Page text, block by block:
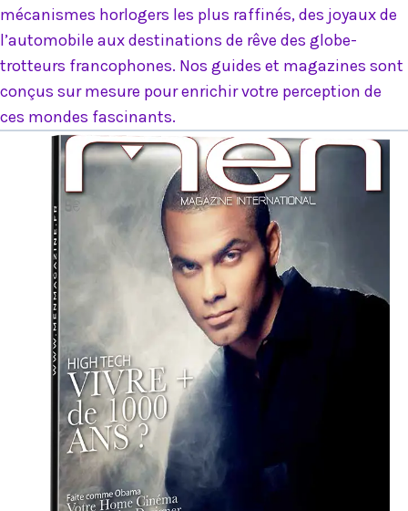
mécanismes horlogers les plus raffinés, des joyaux de
l’automobile aux destinations de rêve des globe-
trotteurs francophones. Nos guides et magazines sont
conçus sur mesure pour enrichir votre perception de
ces mondes fascinants.